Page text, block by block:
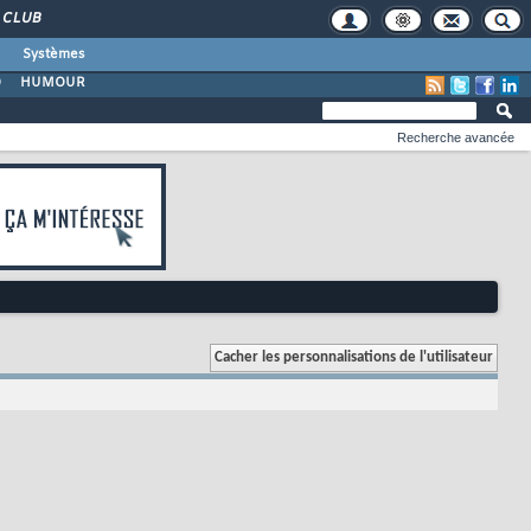
CLUB
Systèmes
HUMOUR
Recherche avancée